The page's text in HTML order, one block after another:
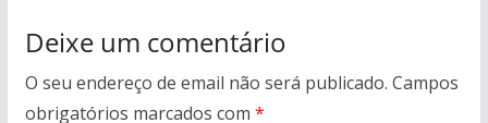
Deixe um comentário
O seu endereço de email não será publicado. Campos
obrigatórios marcados com *